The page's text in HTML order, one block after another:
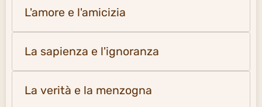
L'amore e l'amicizia
La sapienza e l'ignoranza
La verità e la menzogna